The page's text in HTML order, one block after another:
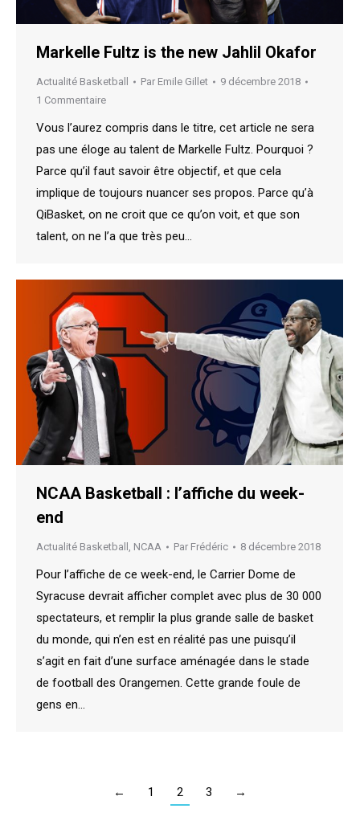
Markelle Fultz is the new Jahlil Okafor
Actualité Basketball Par Emile Gillet
9 décembre 2018
1 Commentaire
Vous l’aurez compris dans le titre, cet article ne sera
pas une éloge au talent de Markelle Fultz. Pourquoi ?
Parce qu’il faut savoir être objectif, et que cela
implique de toujours nuancer ses propos. Parce qu’à
QiBasket, on ne croit que ce qu’on voit, et que son
talent, on ne l’a que très peu…
NCAA Basketball : l’affiche du week-
end
Actualité Basketball , NCAA Par Frédéric 8 décembre 2018
Pour l’affiche de ce week-end, le Carrier Dome de
Syracuse devrait afficher complet avec plus de 30 000
spectateurs, et remplir la plus grande salle de basket
du monde, qui n’en est en réalité pas une puisqu’il
s’agit en fait d’une surface aménagée dans le stade
de football des Orangemen. Cette grande foule de
gens en…
← 1 2 3 →